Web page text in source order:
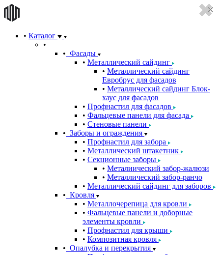
Каталог
Фасады
Металлический сайдинг
Металлический сайдинг
Евробрус для фасадов
Металлический сайдинг Блок-
хаус для фасадов
Профнастил для фасадов
Фальцевые панели для фасада
Стеновые панели
Заборы и ограждения
Профнастил для забора
Металлический штакетник
Секционные заборы
Металиический забор-жалюзи
Металлический забор-ранчо
Металлический сайдинг для заборов
Кровля
Металлочерепица для кровли
Фальцевые панели и доборные
элементы кровли
Профнастил для крыши
Композитная кровля
Опалубка и перекрытия